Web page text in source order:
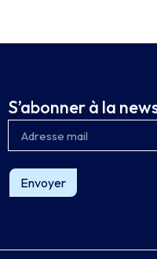
S’abonner à la
Envoyer